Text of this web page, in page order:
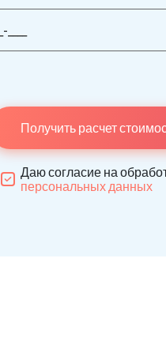
Получить расчет
Даю согласие на
персональных данных